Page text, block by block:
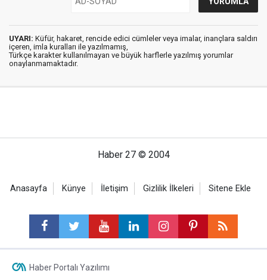
UYARI: Küfür, hakaret, rencide edici cümleler veya imalar, inançlara saldırı
içeren, imla kuralları ile yazılmamış,
Türkçe karakter kullanılmayan ve büyük harflerle yazılmış yorumlar
onaylanmamaktadır.
Haber 27 © 2004
Anasayfa Künye İletişim Gizlilik İlkeleri Sitene Ekle
Haber Portalı Yazılımı